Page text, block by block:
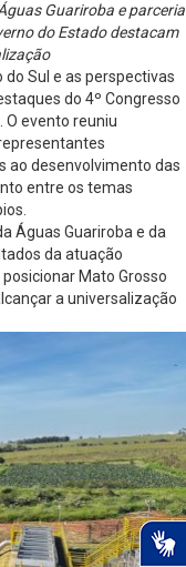
Guariroba e parceria
do Estado destacam
Sul e as perspectivas
do 4º Congresso
O evento reuniu
ao desenvolvimento das
entre os temas
Águas Guariroba e da
da atuação
Mato Grosso
a universalização